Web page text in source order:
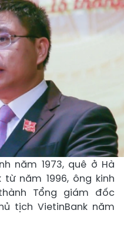
năm 1973, quê ở Hà
từ năm 1996, ông kinh
Tổng giám đốc
tịch VietinBank năm